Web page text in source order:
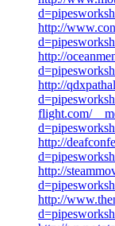
http://
http://
http://
flight.com/
http://
http://
http://